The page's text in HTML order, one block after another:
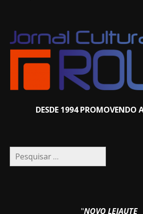
DESDE 1994 PROMOVENDO
Pesquisar
por:
"NOVO LEIAUTE